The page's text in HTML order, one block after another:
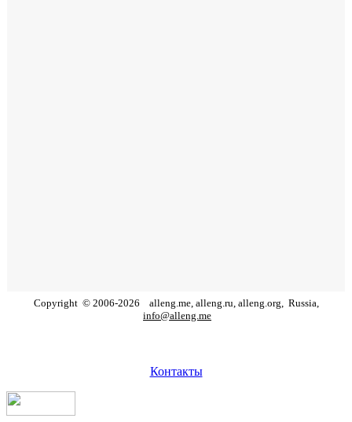
Copyright © 2006-2026 alleng.me, alleng.ru, alleng.org, Russia,
info@alleng.me
Контакты